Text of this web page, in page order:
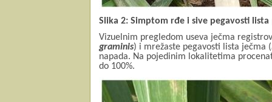
Slika 2: Simptom rđe i sive pegavosti lista
Vizuelnim pregledom useva ječma
graminis) i mrežaste pegavosti lista ječma (
napada. Na pojedinim lokalitetima
do 100%.